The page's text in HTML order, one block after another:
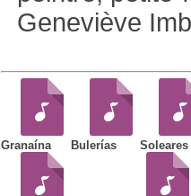
Geneviève
Granaína Bulerías Soleares